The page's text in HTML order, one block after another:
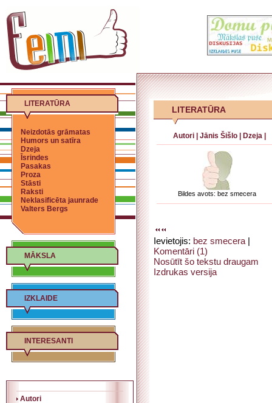
LITERATŪRA
Neizdotās grāmatas
Humors un satīra
Dzeja
Īsrindes
Pasakas
Proza
Stāsti
Raksti
Neklasificēta jaunrade
Valters Bergs
MĀKSLA
IZKLAIDE
INTERESANTI
Autori
LITERATŪRA
Autori Jānis Šišlo Dzeja
Bildes avots: bez smecera
Ievietojis: bez smecera |
Komentāri (1)
Nosūtīt šo tekstu draugam
Izdrukas versija